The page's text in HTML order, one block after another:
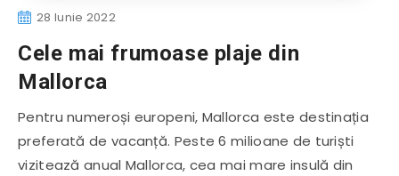
28 Iunie 2022
Cele mai frumoase plaje din
Mallorca
Pentru numeroși europeni, Mallorca este destinația
preferată de vacanță. Peste 6 milioane de turiști
vizitează anual Mallorca, cea mai mare insulă din